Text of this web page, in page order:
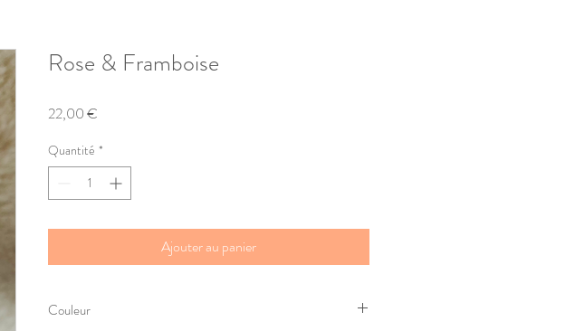
Rose & Framboise
22,00 €
Quantité *
Ajouter au panier
Couleur